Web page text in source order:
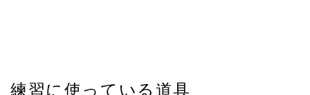
練習に使っている道具